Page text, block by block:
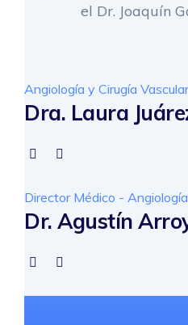
el Dr. Joaquín
Angiología y Cirugía Vascular
Dra. Laura
Director Médico -
Dr. Agustín